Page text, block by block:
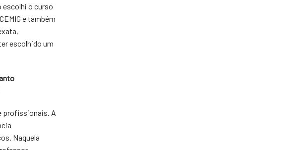
escolhi o curso
e também
escolhido um
profissionais. A
Naquela